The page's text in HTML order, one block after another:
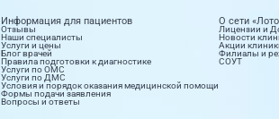
Информация для пациентов
Отзывы
Наши специалисты
Услуги и цены
Блог врачей
Правила подготовки к диагностике
Услуги по ОМС
Услуги по ДМС
Условия и порядок оказания медицинской помощи
Формы подачи заявления
Вопросы и ответы
О сети
Лицензии и
Новости
Акции
Филиалы и
СОУТ